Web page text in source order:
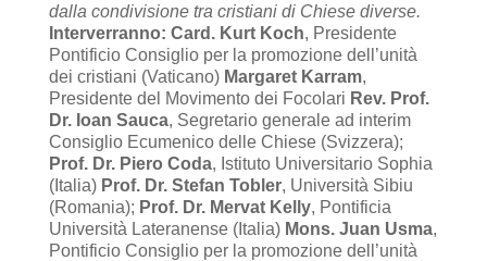
dalla condivisione tra cristiani di Chiese diverse.
Interverranno: Card. Kurt Koch, Presidente
Pontificio Consiglio per la promozione dell’unità
dei cristiani (Vaticano) Margaret Karram,
Presidente del Movimento dei Focolari Rev. Prof.
Dr. Ioan Sauca, Segretario generale ad interim
Consiglio Ecumenico delle Chiese (Svizzera);
Prof. Dr. Piero Coda, Istituto Universitario Sophia
(Italia) Prof. Dr. Stefan Tobler, Università Sibiu
(Romania); Prof. Dr. Mervat Kelly, Pontificia
Università Lateranense (Italia) Mons. Juan Usma,
Pontificio Consiglio per la promozione dell’unità